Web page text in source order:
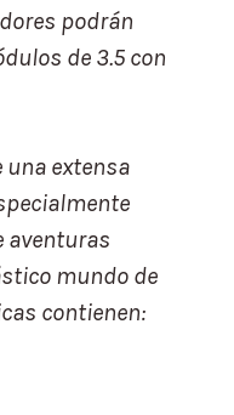
podrán
de 3.5 con
extensa
aventuras
mundo de
contienen: